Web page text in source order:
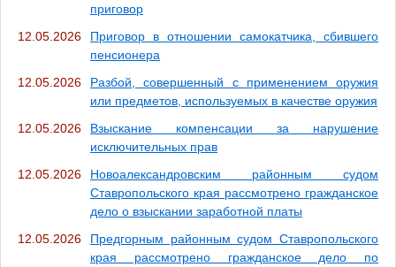
приговор
12.05.2026
Приговор в отношении самокатчика, сбившего
пенсионера
12.05.2026
Разбой, совершенный с применением оружия
или предметов, используемых в качестве оружия
12.05.2026
Взыскание компенсации за нарушение
исключительных прав
12.05.2026
Новоалександровским районным судом
Ставропольского края рассмотрено гражданское
дело о взыскании заработной платы
12.05.2026
Предгорным районным судом Ставропольского
края рассмотрено гражданское дело по